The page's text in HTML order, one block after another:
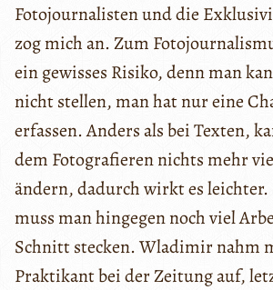
Fotojournalisten und die
zog mich an. Zum
ein gewisses Risiko, denn man
nicht stellen, man hat nur eine
erfassen. Anders als bei Texten,
dem Fotografieren nichts mehr
ändern, dadurch wirkt es leichter.
muss man hingegen noch viel
Schnitt stecken. Wladimir nahm
Praktikant bei der Zeitung auf,